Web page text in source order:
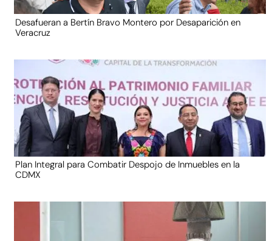
Desafueran a Bertín Bravo Montero por Desaparición en
Veracruz
Plan Integral para Combatir Despojo de Inmuebles en la
CDMX